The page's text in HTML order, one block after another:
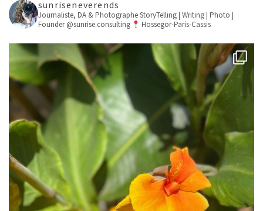
sunriseneverends
Journaliste, DA & PhotographeStoryTelling | Writing | Photo |
Founder @sunrise.consulting
Hossegor-Paris-Cassis